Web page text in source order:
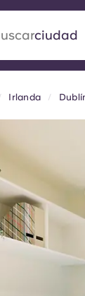
país
Más
pionera
Irlanda